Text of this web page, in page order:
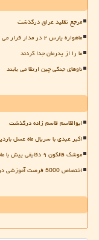
مرجع تقلید عراق درگذشت
ماهواره پارس ۲ در مدار قرار می گیرد پرتاب های منظومه سلیمانی در۱۴۰۵
ما را از پدرمان جدا کردند
ناوهای جنگی چین ارتقا می یابند
ابوالقاسم قاسم زاده درگذشت
اکبر عبدی با سریال ماه عسل
موشک فالکون ۹ دقایقی پیش با ماه برخورد کرد
اختصاص 5000 فرصت آموزشی در حوزه AI به کشورهای درحال توسعه